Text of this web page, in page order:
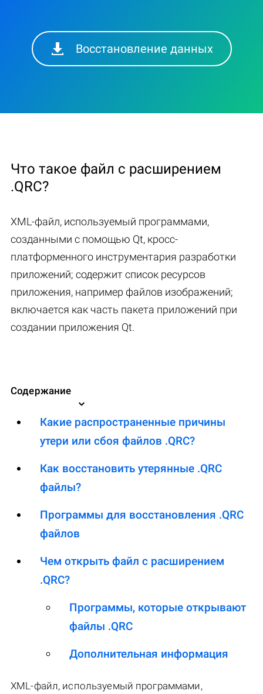
Восстановление данных
Что такое файл с расширением
.QRC?
XML-файл, используемый программами,
созданными с помощью Qt, кросс-
платформенного инструментария разработки
приложений; содержит список ресурсов
приложения, например файлов изображений;
включается как часть пакета приложений при
создании приложения Qt.
Содержание
Какие распространенные причины
утери или сбоя файлов .QRC?
Как восстановить утерянные .QRC
файлы?
Программы для восстановления .QRC
файлов
Чем открыть файл с расширением
.QRC?
Программы, которые открывают
файлы .QRC
Дополнительная информация
XML-файл, используемый программами,